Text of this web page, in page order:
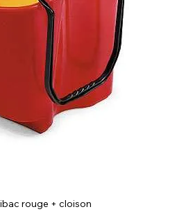
rouge + cloison